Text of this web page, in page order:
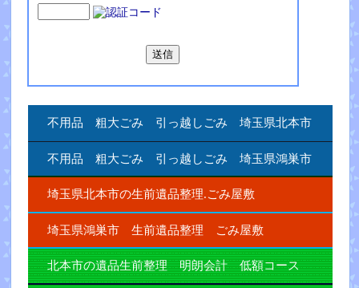
不用品 粗大ごみ 引っ越しごみ 埼玉県北本市
不用品 粗大ごみ 引っ越しごみ 埼玉県鴻巣市
埼玉県北本市の生前遺品整理.ごみ屋敷
埼玉県鴻巣市 生前遺品整理 ごみ屋敷
北本市の遺品生前整理 明朗会計 低額コース